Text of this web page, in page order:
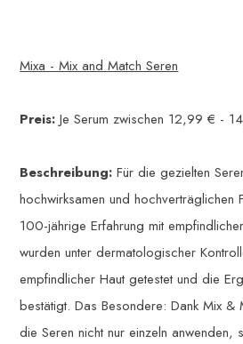
Mixa - Mix and Match Seren
Preis:Je Serum zwischen 12,99 € -
Beschreibung:Für die gezielten
hochwirksamen und hochverträglichen
100-jährige Erfahrung mit
wurden unter dermatologischer
empfindlicher Haut getestet und die
bestätigt. Das Besondere: Dank Mix &
die Seren nicht nur einzeln anwenden,